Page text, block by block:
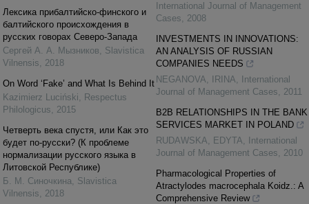
Лексика прибалтийско-финского и
балтийского происхождения в
русских говорах Северо-Запада
Сергей А. А. Мызников, Slavistica
Vilnensis, 2018
On Word ‘Fake’ and What Is Behind It
Kazimierz Luciński, Respectus
Philologicus, 2015
Четверть века спустя, или Как это
будет по-русски? (К проблеме
нормализации русского языка в
Литовской Республике)
Б. М. Синочкина, Slavistica
Vilnensis, 2018
International Journal of Management
Cases, 2008
INVESTMENTS IN INNOVATIONS:
AN ANALYSIS OF RUSSIAN
COMPANIES NEEDS
NEGANOVA, IRINA,
International
Journal of Management Cases, 2011
B2B RELATIONSHIPS IN THE BANK
SERVICES MARKET IN POLAND
RUDAWSKA, EDYTA,
International
Journal of Management Cases, 2010
Pharmacological Properties of
Atractylodes macrocephala Koidz.: A
Comprehensive Review